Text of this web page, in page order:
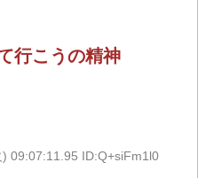
行こうの精神
09:07:11.95 ID:Q+siFm1l0